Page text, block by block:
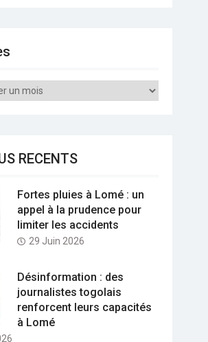
RECENTS
Fortes pluies à Lomé : un
appel à la prudence pour
limiter les accidents
29 Juin 2026
Désinformation : des
journalistes togolais
renforcent leurs capacités
à Lomé